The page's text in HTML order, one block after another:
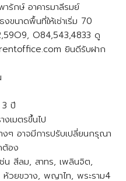
ารักษ์ อาคารมาลีรมย์
งขนาดพื้นที่ให้เช่าเริ่ม 70
O84,543,4833 ดู
ยินดีรับฝาก
3 ปี
งเมตรขึ้นไป
งๆ อาจมีการปรับเปลี่ยนกรุณา
ต้อง
น สีลม, สาทร, เพลินจิต,
วยขวาง, พญาไท, พระราม4